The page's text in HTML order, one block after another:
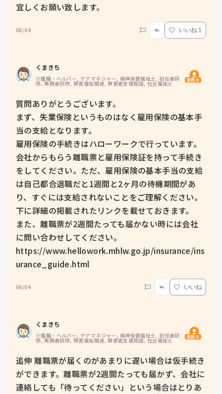
宜しくお願い致します。
06/04 いいね 1
くまきち
介護職・ヘルパー, ケアマネジャー, 精神保健福祉士, 初任者研
修, 実務者研修, 障害福祉関連, 障害者支援施設, 社会福祉士 質問主
質問ありがとうございます。
まず、失業保険というものはなく雇用保険の基本手
当の支給となります。
雇用保険の手続きはハローワークで行っています。
会社からもらう離職票と雇用保険証を持って手続き
をしてください。ただ、雇用保険の基本手当の支給
は自己都合退職だと1週間と2ヶ月の待機期間があ
り、すぐには支給されないことをご理解ください。
下に詳細の掲載されたリンクを載せておきます。
また、離職票が2週間たっても届かない時には会社
に問い合わせしてください。
https://www.hellowork.mhlw.go.jp/insurance/ins
urance_guide.html
06/04 いいね
くまきち
介護職・ヘルパー, ケアマネジャー, 精神保健福祉士, 初任者研
修, 実務者研修, 障害福祉関連, 障害者支援施設, 社会福祉士 質問主
追伸 離職票が届くのがあまりに遅い場合は仮手続き
ができます。離職票が2週間たっても届かず、会社に
連絡しても「待ってください」という場合はとりあ